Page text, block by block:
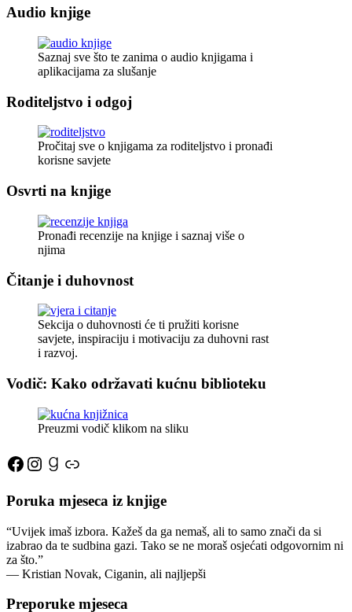
Audio knjige
Saznaj sve što te zanima o audio knjigama i
aplikacijama za slušanje
Roditeljstvo i odgoj
Pročitaj sve o knjigama za roditeljstvo i pronađi
korisne savjete
Osvrti na knjige
Pronađi recenzije na knjige i saznaj više o
njima
Čitanje i duhovnost
Sekcija o duhovnosti će ti pružiti korisne
savjete, inspiraciju i motivaciju za duhovni rast
i razvoj.
Vodič: Kako održavati kućnu biblioteku
Preuzmi vodič klikom na sliku
Facebook
Instagram
Goodreads
Link
Poruka mjeseca iz knjige
“Uvijek imaš izbora. Kažeš da ga nemaš, ali to samo znači da si
izabrao da te sudbina gazi. Tako se ne moraš osjećati odgovornim ni
za što.”
― Kristian Novak, Ciganin, ali najljepši
Preporuke mjeseca